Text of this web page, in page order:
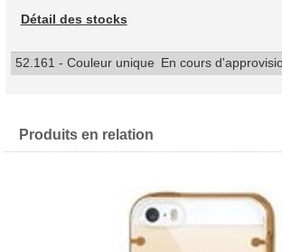
Détail des stocks
52.161 - Couleur unique En cours
Produits en relation